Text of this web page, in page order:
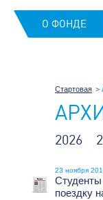
О ФОНДЕ
Стартовая
2026
23 ноября
Студенты
поездку